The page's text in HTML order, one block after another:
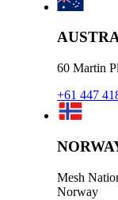
60 Martin
+61 447
Mesh
Norway